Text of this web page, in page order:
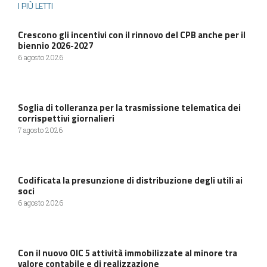
I PIÙ LETTI
Crescono gli incentivi con il rinnovo del CPB anche per il
biennio 2026-2027
6 agosto 2026
Soglia di tolleranza per la trasmissione telematica dei
corrispettivi giornalieri
7 agosto 2026
Codificata la presunzione di distribuzione degli utili ai
soci
6 agosto 2026
Con il nuovo OIC 5 attività immobilizzate al minore tra
valore contabile e di realizzazione